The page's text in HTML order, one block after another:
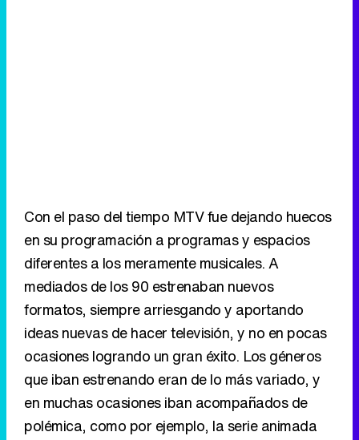
ideas nuevas de hacer televisión, y no en pocas
ocasiones logrando un gran éxito. Los géneros
que iban estrenando eran de lo más variado, y
en muchas ocasiones iban acompañados de
polémica, como por ejemplo, la serie animada
Beavis y Butthead, o el "show" de Jackass, ya
mundialmente conocido. Asimismo ha emitido
varios realities, como The Real World. Sin
embargo, el verdadero éxito llegaría con The
Osbournes, consistente en seguir la vida privada